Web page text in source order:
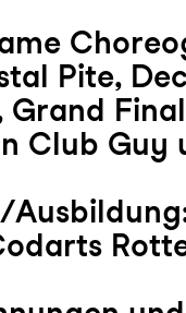
Pite,
Grand
Club Guy